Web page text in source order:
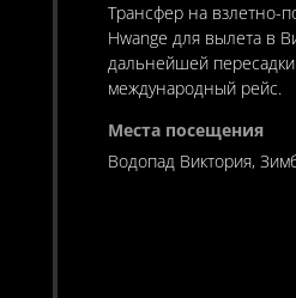
Трансфер на взлетно-
Hwange для вылета в
дальнейшей
международный рейс.
Водопад Виктория,